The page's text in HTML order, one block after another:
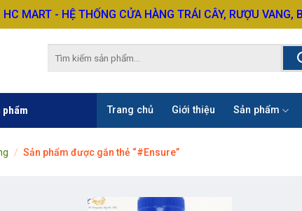
HC MART - HỆ THỐNG CỬA HÀNG TRÁI CÂY, RƯỢU
phẩm Trang chủ Giới thiệu Sản phẩm
/ Sản phẩm được gắn thẻ “#Ensure”